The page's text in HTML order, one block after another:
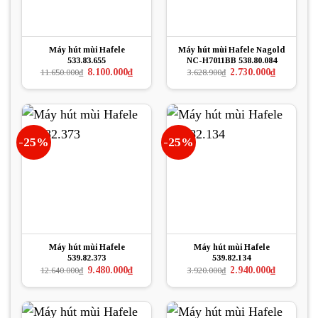
Máy hút mùi Hafele
533.83.655
11.650.000₫ Giá
là:
8.100.000₫Giá
hiện
tại
8.100.000₫.
Máy hút mùi Hafele Nagold
NC-H7011BB 538.80.084
3.628.900₫ Giá
là:
2.730.000₫Giá
hiện
tại
2.730.000₫.
-25%
Máy hút mùi Hafele
539.82.373
12.640.000₫ Giá
là:
9.480.000₫Giá
hiện
tại
9.480.000₫.
-25%
Máy hút mùi Hafele
539.82.134
3.920.000₫ Giá
là:
2.940.000₫Giá
hiện
tại
2.940.000₫.